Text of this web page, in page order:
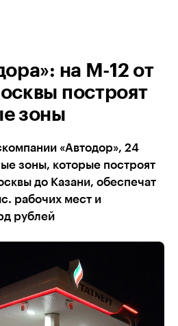
на М-12 от
построят
зоны
«Автодор», 24
зоны, которые построят
до Казани, обеспечат
рабочих мест и
рублей